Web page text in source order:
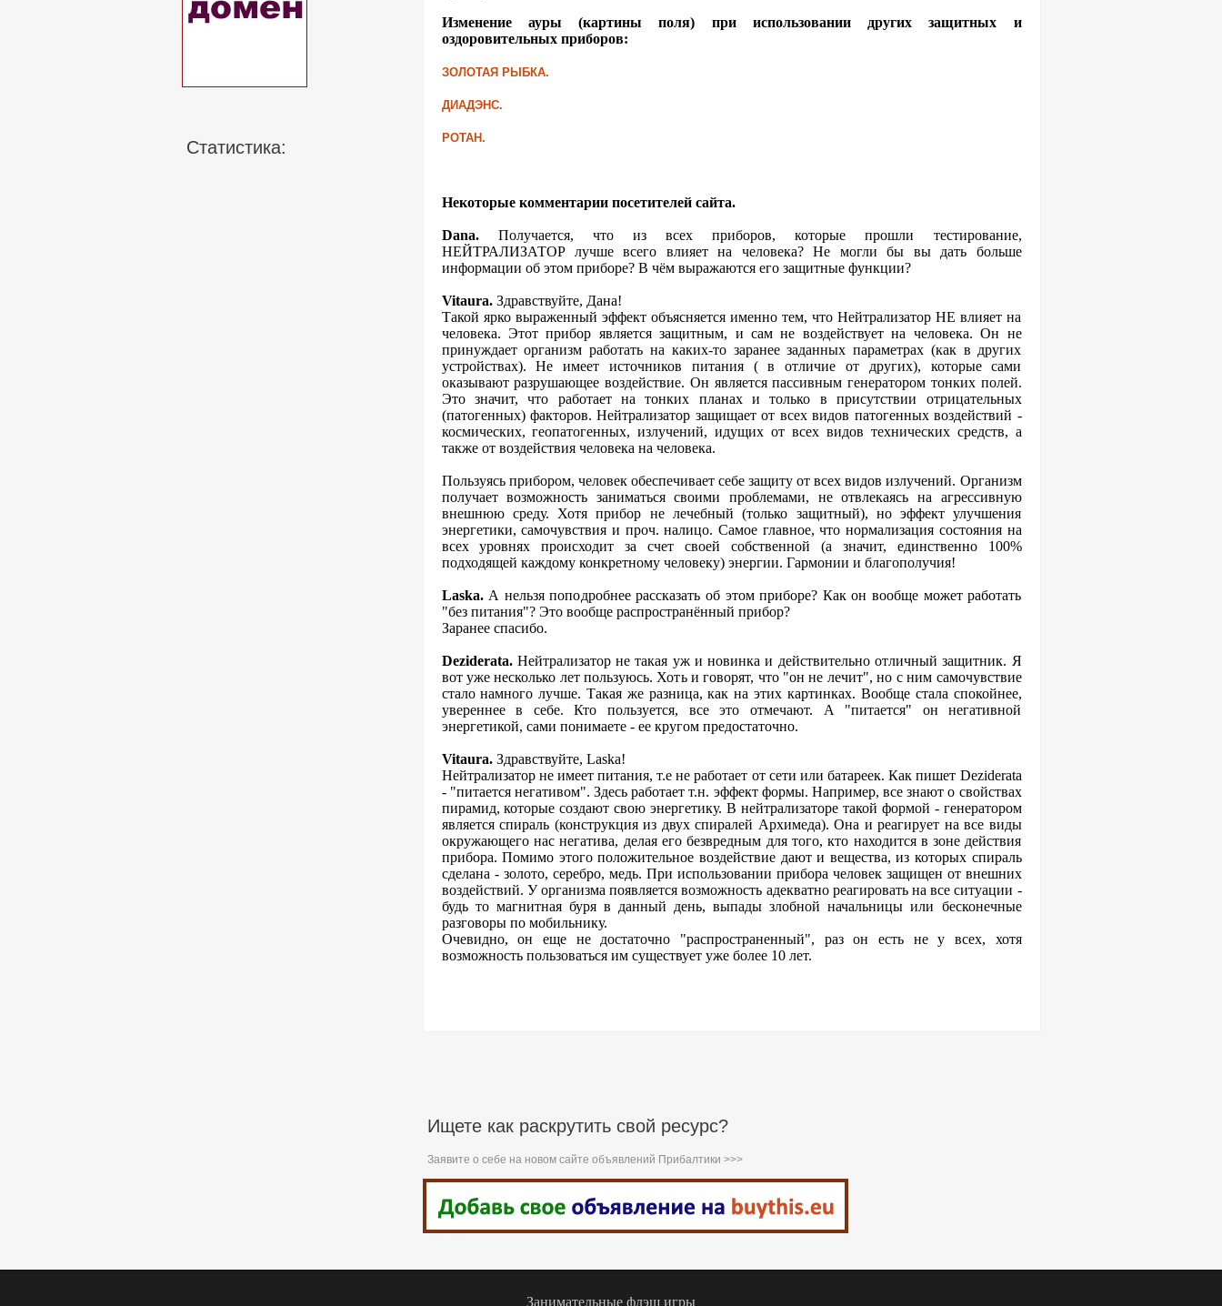
Статистика:
Изменение ауры (картины поля) при использовании других защитных и
оздоровительных приборов:
ЗОЛОТАЯ РЫБКА.
ДИАДЭНС.
РОТАН.
Некоторые комментарии посетителей сайта.
Dana.Получается, что из всех приборов, которые прошли тестирование,
НЕЙТРАЛИЗАТОР лучше всего влияет на человека? Не могли бы вы дать больше
информации об этом приборе? В чём выражаются его защитные функции?
Vitaura.Здравствуйте, Дана!
Такой ярко выраженный эффект объясняется именно тем, что Нейтрализатор НЕ влияет на
человека. Этот прибор является защитным, и сам не воздействует на человека. Он не
принуждает организм работать на каких-то заранее заданных параметрах (как в других
устройствах). Не имеет источников питания ( в отличие от других), которые сами
оказывают разрушающее воздействие. Он является пассивным генератором тонких полей.
Это значит, что работает на тонких планах и только в присутствии отрицательных
(патогенных) факторов. Нейтрализатор защищает от всех видов патогенных воздействий -
космических, геопатогенных, излучений, идущих от всех видов технических средств, а
также от воздействия человека на человека.
Пользуясь прибором, человек обеспечивает себе защиту от всех видов излучений. Организм
получает возможность заниматься своими проблемами, не отвлекаясь на агрессивную
внешнюю среду. Хотя прибор не лечебный (только защитный), но эффект улучшения
энергетики, самочувствия и проч. налицо. Самое главное, что нормализация состояния на
всех уровнях происходит за счет своей собственной (а значит, единственно 100%
подходящей каждому конкретному человеку) энергии. Гармонии и благополучия!
Laska.А нельзя поподробнее рассказать об этом приборе? Как он вообще может работать
"без питания"? Это вообще распространённый прибор?
Заранее спасибо.
Deziderata.Нейтрализатор не такая уж и новинка и действительно отличный защитник. Я
вот уже несколько лет пользуюсь. Хоть и говорят, что "он не лечит", но с ним самочувствие
стало намного лучше. Такая же разница, как на этих картинках. Вообще стала спокойнее,
увереннее в себе. Кто пользуется, все это отмечают. А "питается" он негативной
энергетикой, сами понимаете - ее кругом предостаточно.
Vitaura.Здравствуйте, Laska!
Нейтрализатор не имеет питания, т.е не работает от сети или батареек. Как пишет Deziderata
- "питается негативом". Здесь работает т.н. эффект формы. Например, все знают о свойствах
пирамид, которые создают свою энергетику. В нейтрализаторе такой формой - генератором
является спираль (конструкция из двух спиралей Архимеда). Она и реагирует на все виды
окружающего нас негатива, делая его безвредным для того, кто находится в зоне действия
прибора. Помимо этого положительное воздействие дают и вещества, из которых спираль
сделана - золото, серебро, медь. При использовании прибора человек защищен от внешних
воздействий. У организма появляется возможность адекватно реагировать на все ситуации -
будь то магнитная буря в данный день, выпады злобной начальницы или бесконечные
разговоры по мобильнику.
Очевидно, он еще не достаточно "распространенный", раз он есть не у всех, хотя
возможность пользоваться им существует уже более 10 лет.
Ищете как раскрутить свой ресурс?
Заявите о себе на новом сайте объявлений Прибалтики >>>
Занимательные флэш игры